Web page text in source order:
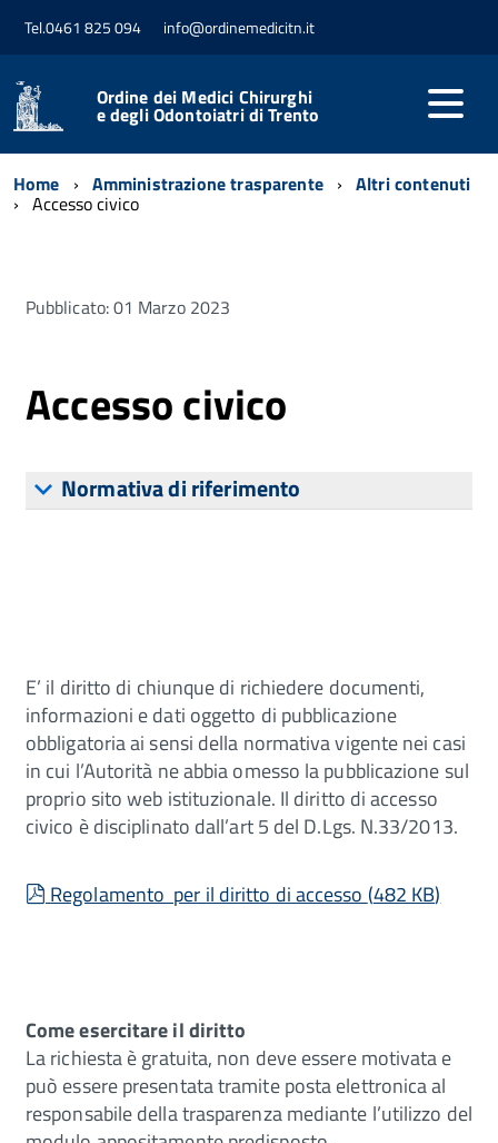
Tel.0461 825 094 info@ordinemedicitn.it
Ordine dei Medici Chirurghi
e degli Odontoiatri di Trento
Home Amministrazione trasparente Altri contenuti
Accesso civico
Pubblicato: 01 Marzo 2023
Accesso civico
Normativa di riferimento
E’ il diritto di chiunque di richiedere documenti,
informazioni e dati oggetto di pubblicazione
obbligatoria ai sensi della normativa vigente nei casi
in cui l’Autorità ne abbia omesso la pubblicazione sul
proprio sito web istituzionale. Il diritto di accesso
civico è disciplinato dall’art 5 del D.Lgs. N.33/2013.
pdf
Regolamento per il diritto di accesso (482 KB)
Come esercitare il diritto
La richiesta è gratuita, non deve essere motivata e
può essere presentata tramite posta elettronica al
responsabile della trasparenza mediante l’utilizzo del